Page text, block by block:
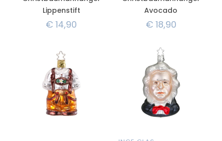
Lippenstift
€ 14,90
Avocado
€18,90